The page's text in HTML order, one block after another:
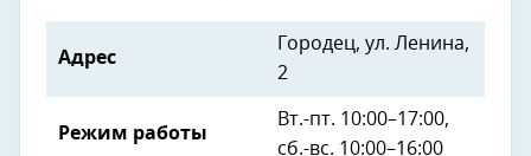
Адрес
Городец, ул. Ленина,
2
Режим работы
Вт.-пт. 10:00–17:00,
сб.-вс. 10:00–16:00